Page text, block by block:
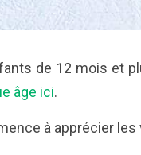
de 12 mois et
âge ici.
à apprécier